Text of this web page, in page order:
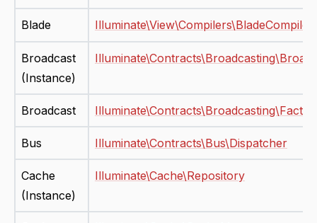
Blade Illuminate\View\Compilers\BladeCompiler
Broadcast
(Instance)
Broadcast
Bus Illuminate\Contracts\Bus\Dispatcher
Cache
(Instance)
Illuminate\Cache\Repository